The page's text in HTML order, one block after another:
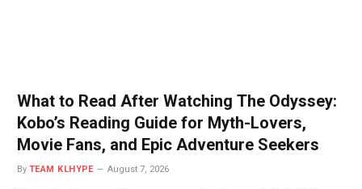
What to Read After Watching The Odyssey:
Kobo’s Reading Guide for Myth-Lovers,
Movie Fans, and Epic Adventure Seekers
By TEAM KLHYPE August 7, 2026